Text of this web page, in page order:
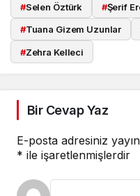
#Selen Öztürk #Şerif
#Tuana Gizem Uzunlar
#Zehra Kelleci
Bir Cevap Yaz
E-posta adresiniz
* ile işaretlenmişlerdir